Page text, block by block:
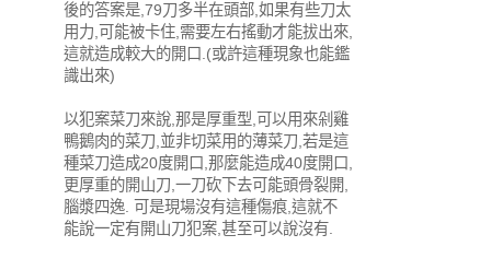
後的答案是,79刀多半在頭部,如果有些刀太
用力,可能被卡住,需要左右搖動才能拔出來,
這就造成較大的開口.(或許這種現象也能鑑
識出來)
以犯案菜刀來說,那是厚重型,可以用來剁雞
鴨鵝肉的菜刀,並非切菜用的薄菜刀,若是這
種菜刀造成20度開口,那麼能造成40度開口,
更厚重的開山刀,一刀砍下去可能頭骨裂開,
腦漿四逸. 可是現場沒有這種傷痕,這就不
能說一定有開山刀犯案,甚至可以說沒有.